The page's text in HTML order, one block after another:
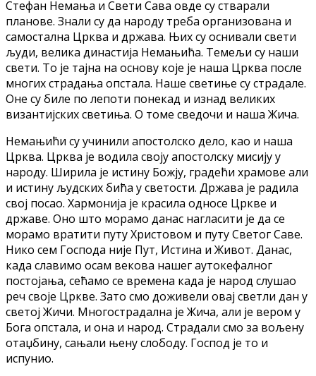
Стефан Немања и Свети Сава овде су стварали
планове. Знали су да народу треба организована и
самостална Црква и држава. Њих су оснивали свети
људи, велика династија Немањића. Темељи су наши
свети. То је тајна на основу које је наша Црква после
многих страдања опстала. Наше светиње су страдале.
Оне су биле по лепоти понекад и изнад великих
византијских светиња. О томе сведочи и наша Жича.
Немањићи су учинили апостолско дело, као и наша
Црква. Црква је водила своју апостолску мисију у
народу. Ширила је истину Божју, градећи храмове али
и истину људских бића у светости. Држава је радила
свој посао. Хармонија је красила односе Цркве и
државе. Оно што морамо данас нагласити је да се
морамо вратити путу Христовом и путу Светог Саве.
Нико сем Господа није Пут, Истина и Живот. Данас,
када славимо осам векова нашег аутокефалног
постојања, сећамо се времена када је народ слушао
реч своје Цркве. Зато смо доживели овај светли дан у
светој Жичи. Многострадална је Жича, али је вером у
Бога опстала, и она и народ. Страдали смо за вољену
отаџбину, сањали њену слободу. Господ је то и
испунио.